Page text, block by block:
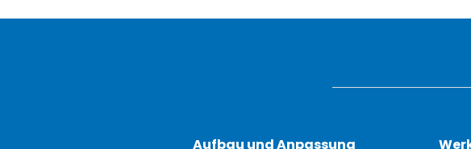
Aufbau und Anpassung